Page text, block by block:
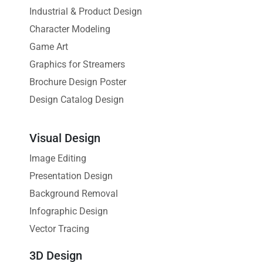
Industrial & Product Design
Character Modeling
Game Art
Graphics for Streamers
Brochure Design Poster
Design Catalog Design
Visual Design
Image Editing
Presentation Design
Background Removal
Infographic Design
Vector Tracing
3D Design